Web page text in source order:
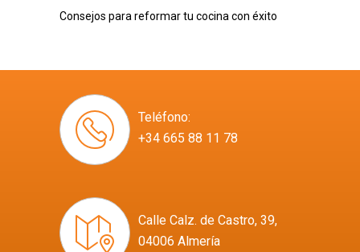
Consejos para reformar tu cocina con éxito
Teléfono:
+34 665 88 11 78
Calle Calz. de Castro, 39,
04006 Almería